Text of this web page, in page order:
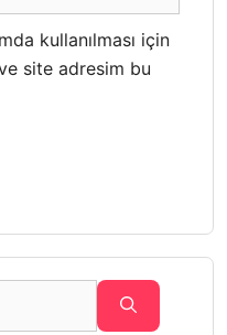
kullanılması için
site adresim bu